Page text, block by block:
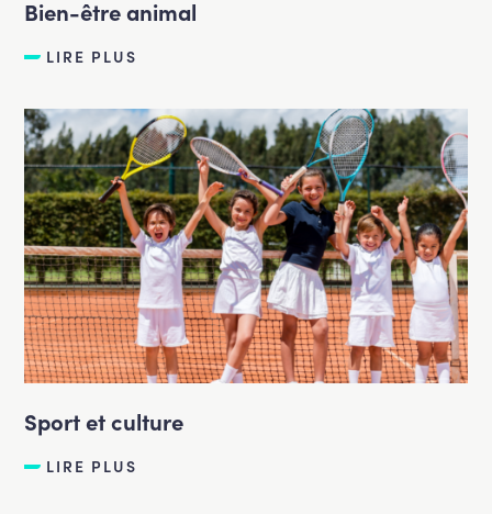
Bien-être animal
LIRE PLUS
Sport et culture
LIRE PLUS